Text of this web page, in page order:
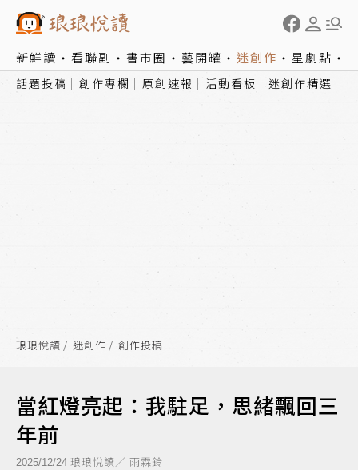
新鮮讀 看聯副 書市圈 藝開罐 迷創作 星劇點
話題投稿 創作專欄 原創速報 活動看板 迷創作精選
琅琅悅讀 迷創作 創作投稿
當紅燈亮起：我駐足，思緒飄回三
年前
2025/12/24 琅琅悅讀／ 雨霖鈴